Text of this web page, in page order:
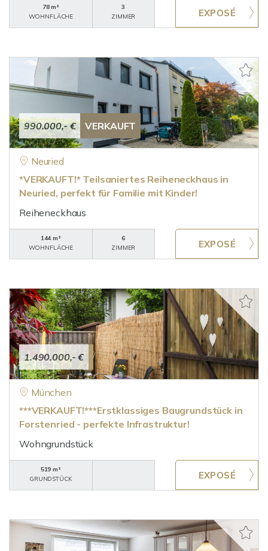
78 m²
WOHNFLÄCHE
3
ZIMMER
990.000,- € VERKAUFT
Neuried
*VERKAUFT!* Teilsaniertes Reiheneckhaus in
Neuried, perfekt für Familie mit Kinder!
Reiheneckhaus
144 m²
WOHNFLÄCHE
6
ZIMMER
1.490.000,- €
München
***VERKAUFT!***Erstklassiges Baugrundstück in
Forstenried - perfekte Infrastruktur!
Wohngrundstück
519 m²
GRUNDSTÜCK